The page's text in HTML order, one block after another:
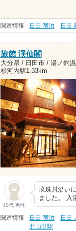
関連情報 日田 宿泊 日田
旅館 渓仙閣
大分県 / 日田市 / 湯ノ釣
杉河内駅1.33km
40代 男性
玖珠川沿い
ました。 入
関連情報 日田 宿泊 日田
北山田駅